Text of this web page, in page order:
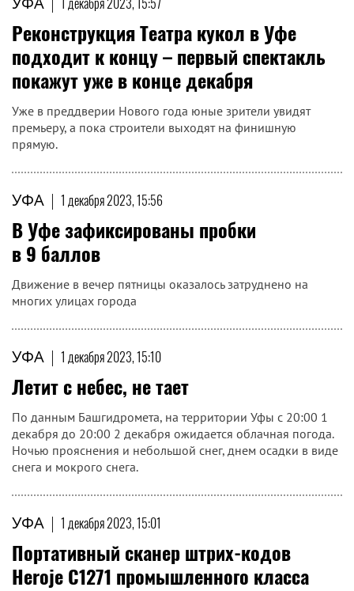
Реконструкция Театра кукол в Уфе
подходит к концу – первый спектакль
покажут уже в конце декабря
Уже в преддверии Нового года юные зрители увидят
премьеру, а пока строители выходят на финишную
прямую.
УФА | 1 декабря 2023, 15:56
В Уфе зафиксированы пробки
в 9 баллов
Движение в вечер пятницы оказалось затруднено на
многих улицах города
УФА | 1 декабря 2023, 15:10
Летит с небес, не тает
По данным Башгидромета, на территории Уфы с 20:00 1
декабря до 20:00 2 декабря ожидается облачная погода.
Ночью прояснения и небольшой снег, днем осадки в виде
снега и мокрого снега.
УФА | 1 декабря 2023, 15:01
Портативный сканер штрих-кодов
Heroje C1271 промышленного класса